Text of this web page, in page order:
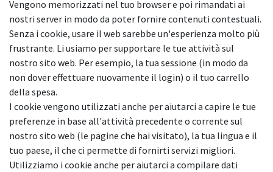
Vengono memorizzati nel tuo browser e poi rimandati ai
nostri server in modo da poter fornire contenuti contestuali.
Senza i cookie, usare il web sarebbe un'esperienza molto più
frustrante. Li usiamo per supportare le tue attività sul
nostro sito web. Per esempio, la tua sessione (in modo da
non dover effettuare nuovamente il login) o il tuo carrello
della spesa.
I cookie vengono utilizzati anche per aiutarci a capire le tue
preferenze in base all'attività precedente o corrente sul
nostro sito web (le pagine che hai visitato), la tua lingua e il
tuo paese, il che ci permette di fornirti servizi migliori.
Utilizziamo i cookie anche per aiutarci a compilare dati